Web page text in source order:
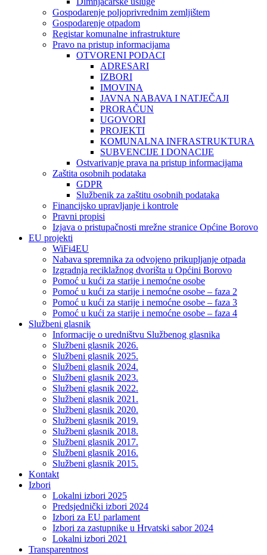
Gospodarenje poljoprivrednim zemljištem
Gospodarenje otpadom
Registar komunalne infrastrukture
Pravo na pristup informacijama
OTVORENI PODACI
ADRESARI
IZBORI
IMOVINA
JAVNA NABAVA I NATJEČAJI
PRORAČUN
UGOVORI
PROJEKTI
KOMUNALNA INFRASTRUKTURA
SUBVENCIJE I DONACIJE
Ostvarivanje prava na pristup informacijama
Zaštita osobnih podataka
GDPR
Službenik za zaštitu osobnih podataka
Financijsko upravljanje i kontrole
Pravni propisi
Izjava o pristupačnosti mrežne stranice Općine Borovo
EU projekti
WiFi4EU
Nabava spremnika za odvojeno prikupljanje otpada
Izgradnja reciklažnog dvorišta u Općini Borovo
Pomoć u kući za starije i nemoćne osobe
Pomoć u kući za starije i nemoćne osobe – faza 2
Pomoć u kući za starije i nemoćne osobe – faza 3
Pomoć u kući za starije i nemoćne osobe – faza 4
Službeni glasnik
Informacije o uredništvu Službenog glasnika
Službeni glasnik 2026.
Službeni glasnik 2025.
Službeni glasnik 2024.
Službeni glasnik 2023.
Službeni glasnik 2022.
Službeni glasnik 2021.
Službeni glasnik 2020.
Službeni glasnik 2019.
Službeni glasnik 2018.
Službeni glasnik 2017.
Službeni glasnik 2016.
Službeni glasnik 2015.
Kontakt
Izbori
Lokalni izbori 2025
Predsjednički izbori 2024
Izbori za EU parlament
Izbori za zastupnike u Hrvatski sabor 2024
Lokalni izbori 2021
Transparentnost